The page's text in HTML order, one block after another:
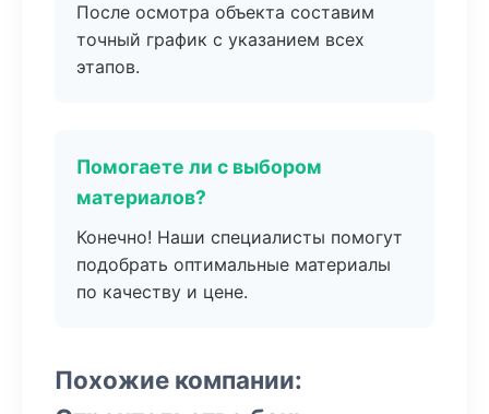
После осмотра объекта составим
точный график с указанием всех
этапов.
Помогаете ли с выбором
материалов?
Конечно! Наши специалисты помогут
подобрать оптимальные материалы
по качеству и цене.
Похожие компании: